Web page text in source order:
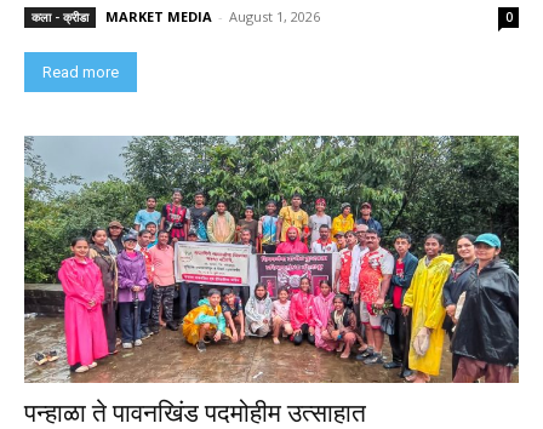
कला - क्रीडा MARKET MEDIA - August 1, 2026 0
Read more
पन्हाळा ते पावनखिंड पदमोहीम उत्साहात